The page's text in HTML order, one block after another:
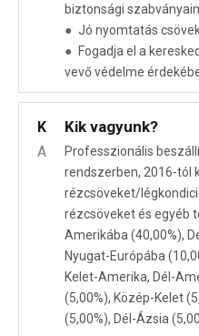
biztonsági
● Jó nyomtatás
● Fogadja el a
vevő védelme
K Kik vagyunk?
A
Professzionális
rendszerben, 2016-tól
rézcsöveket/
rézcsöveket és egyéb
Amerikába (40,00%),
Nyugat-Európába
Kelet-Amerika, Dél-
(5,00%), Közép-Kelet
(5,00%), Dél-Ázsia